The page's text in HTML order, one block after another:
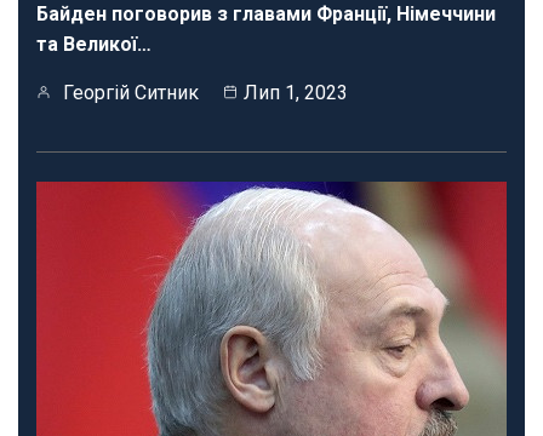
Байден поговорив з главами Франції, Німеччини
та Великої…
Георгій Ситник Лип 1, 2023